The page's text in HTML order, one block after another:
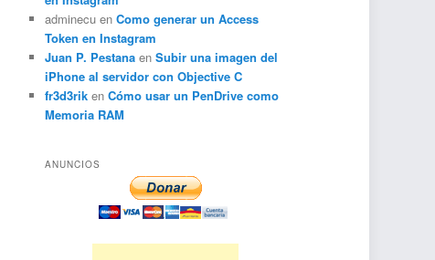
adminecuen Como generar un Access
Token en Instagram
Juan P. Pestanaen Subir una imagen del
iPhone al servidor con Objective C
fr3d3riken Cómo usar un PenDrive como
Memoria RAM
ANUNCIOS